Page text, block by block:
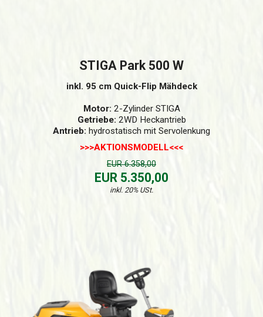
STIGA Park 500 W
inkl. 95 cm Quick-Flip Mähdeck
Motor: 2-Zylinder STIGA
Getriebe: 2WD Heckantrieb
Antrieb: hydrostatisch mit Servolenkung
>>>AKTIONSMODELL<<<
EUR 6.358,00
EUR 5.350,00
inkl. 20% USt.